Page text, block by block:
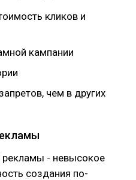
кликов и
кампании
чем в других
рекламы - невысокое
создания по-